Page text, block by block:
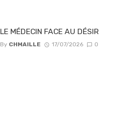
LE MÉDECIN FACE AU DÉSIR
By CHMAILLE 17/07/2026 0